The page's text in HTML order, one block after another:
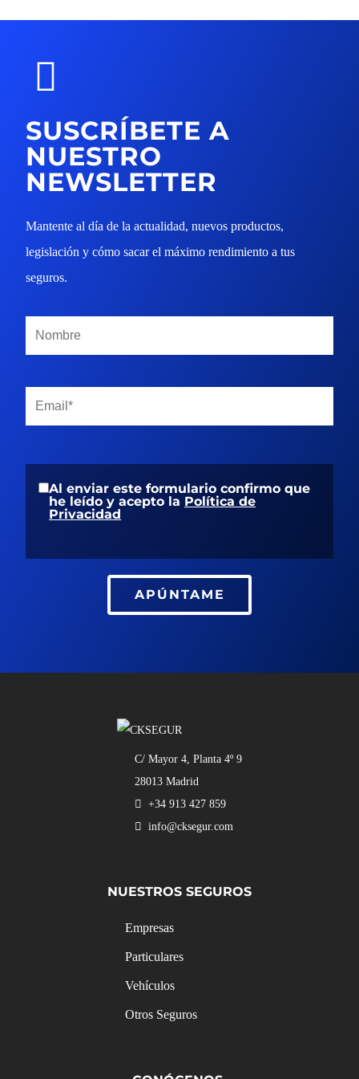
SUSCRÍBETE A
NUESTRO
NEWSLETTER
Mantente al día de la actualidad, nuevos productos,
legislación y cómo sacar el máximo rendimiento a tus
seguros.
Al enviar este formulario confirmo que
he leído y acepto la Política de
Privacidad
APÚNTAME
C/ Mayor 4, Planta 4º 9
28013 Madrid
+34 913 427 859
info@cksegur.com
NUESTROS SEGUROS
Empresas
Particulares
Vehículos
Otros Seguros
+34 913 427 859